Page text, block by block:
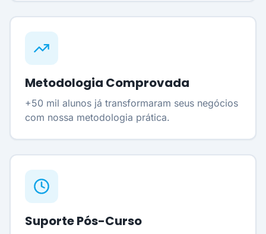
Metodologia Comprovada
+50 mil alunos já transformaram seus negócios
com nossa metodologia prática.
Suporte Pós-Curso